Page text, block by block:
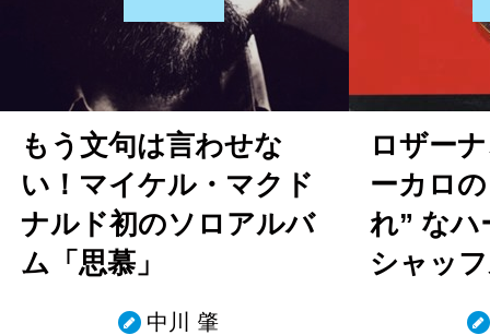
もう文句は言わせな
い！マイケル・マクド
ナルド初のソロアルバ
ム「思慕」
中川 肇
ロザー
ーカロ
れ” なハ
シャッ